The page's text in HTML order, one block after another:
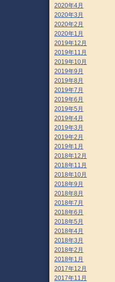
2020年4月
2020年3月
2020年2月
2020年1月
2019年12月
2019年11月
2019年10月
2019年9月
2019年8月
2019年7月
2019年6月
2019年5月
2019年4月
2019年3月
2019年2月
2019年1月
2018年12月
2018年11月
2018年10月
2018年9月
2018年8月
2018年7月
2018年6月
2018年5月
2018年4月
2018年3月
2018年2月
2018年1月
2017年12月
2017年11月